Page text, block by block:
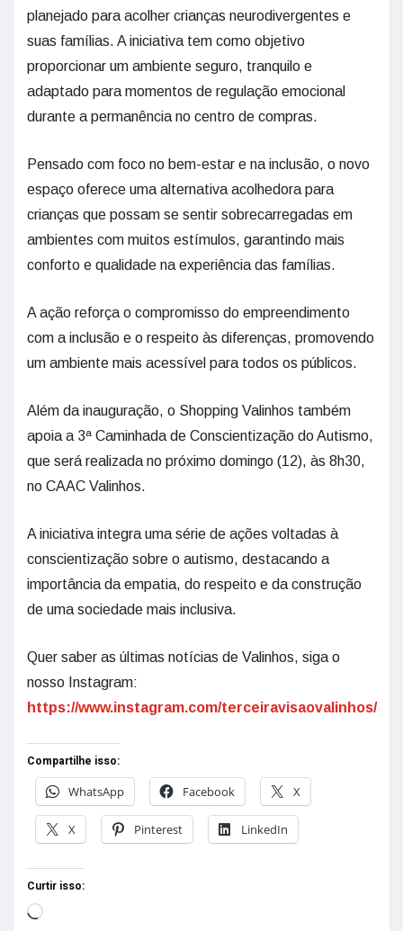
planejado para acolher crianças neurodivergentes e
suas famílias. A iniciativa tem como objetivo
proporcionar um ambiente seguro, tranquilo e
adaptado para momentos de regulação emocional
durante a permanência no centro de compras.
Pensado com foco no bem-estar e na inclusão, o novo
espaço oferece uma alternativa acolhedora para
crianças que possam se sentir sobrecarregadas em
ambientes com muitos estímulos, garantindo mais
conforto e qualidade na experiência das famílias.
A ação reforça o compromisso do empreendimento
com a inclusão e o respeito às diferenças, promovendo
um ambiente mais acessível para todos os públicos.
Além da inauguração, o Shopping Valinhos também
apoia a 3ª Caminhada de Conscientização do Autismo,
que será realizada no próximo domingo (12), às 8h30,
no CAAC Valinhos.
A iniciativa integra uma série de ações voltadas à
conscientização sobre o autismo, destacando a
importância da empatia, do respeito e da construção
de uma sociedade mais inclusiva.
Quer saber as últimas notícias de Valinhos, siga o
nosso Instagram:
https://www.instagram.com/terceiravisaovalinhos/
Compartilhe isso:
WhatsApp
Facebook X
X Pinterest LinkedIn
Curtir isso: